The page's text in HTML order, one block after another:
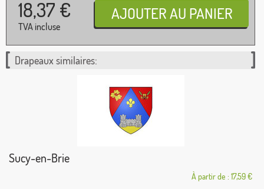
18,37 €
TVA incluse
Drapeaux similaires:
Sucy-en-Brie
À partir de : 17,59 €